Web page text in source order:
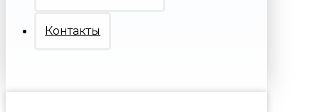
Контакты